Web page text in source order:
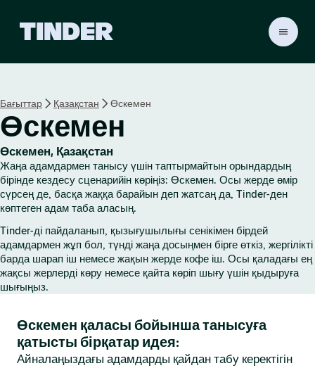
r
H
o
e
Бағыттар Қазақстан Өскемен
Өскемен
Өскемен, Қазақстан
Жаңа адамдармен танысу үшін таптырмайтын орындардың
бірінде кездесу сценарийін көріңіз: Өскемен. Осы жерде өмір
сүрсең де, басқа жаққа барайын деп жатсаң да, Tinder-ден
көптеген адам таба аласың.
Tinder-ді пайдаланып, қызығушылығы сенікімен бірдей
адамдармен жұп бол, түнді жаңа досыңмен бірге өткіз, жергілікті
барда шарап іш немесе жақын жерде кофе іш. Осы қаладағы ең
жақсы жерлерді көру немесе қайта көріп шығу үшін қыдыруға
шығыңыз.
Өскемен қаласы бойынша танысуға
қатысты бірқатар идея:
Айналаңыздағы адамдарды қайдан табу керектігін